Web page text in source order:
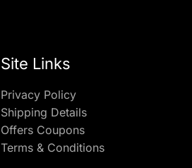
Site Links
Privacy Policy
Shipping Details
Offers Coupons
Terms & Conditions